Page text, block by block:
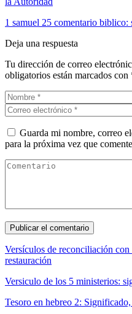
1 samuel 25 comentario
Deja una respuesta
Tu dirección de correo
obligatorios están marcados con
Guarda mi nombre, correo
para la próxima vez que
Versículos de reconciliación
restauración
Versiculo de los 5 ministerios:
Tesoro en hebreo 2: